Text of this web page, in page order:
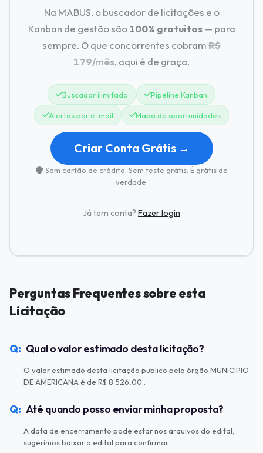
Na MABUS, o buscador de licitações e o
Kanban de gestão são100% gratuitos— para
sempre. O que concorrentes cobramR$
179/mês, aqui é de graça.
Buscador ilimitado Pipeline Kanban
Alertas por e-mail Mapa de oportunidades
Criar Conta Grátis →
Sem cartão de crédito. Sem teste grátis. É grátis de
verdade.
Já tem conta? Fazer login
Perguntas Frequentes sobre esta
Licitação
Qual o valor estimado desta licitação?
O valor estimado desta licitação publico pelo órgão MUNICIPIO
DE AMERICANA é de R$ 8.526,00 .
Até quando posso enviar minha proposta?
A data de encerramento pode estar nos arquivos do edital,
sugerimos baixar o edital para confirmar.